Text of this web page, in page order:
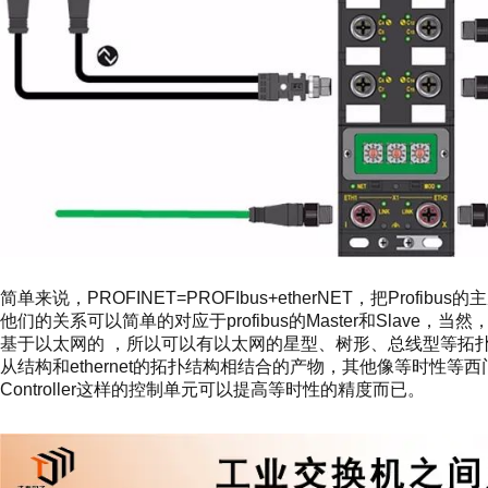
简单来说，PROFINET=PROFIbus+etherNET，把Profibus的
他们的关系可以简单的对应于profibus的Master和Slave，当然
基于以太网的 ，所以可以有以太网的星型、树形、总线型等
从结构和ethernet的拓扑结构相结合的产物，其他像等时性等
Controller这样的控制单元可以提高等时性的精度而已。